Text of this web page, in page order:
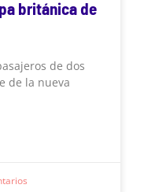
británica de
de dos
de la nueva